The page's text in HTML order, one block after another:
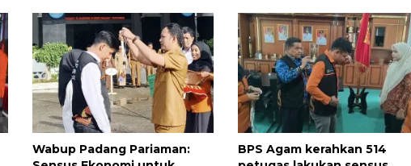
Wabup Padang Pariaman:
BPS Agam kerahkan 514